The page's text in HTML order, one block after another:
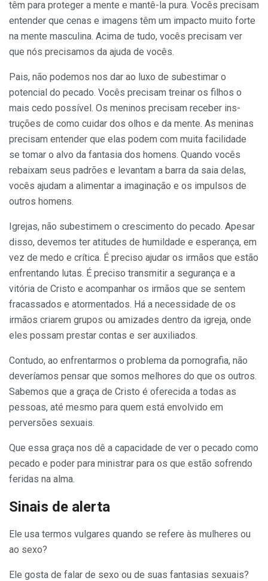
têm para proteger a mente e mantê-la pura. Vocês precisam
entender que cenas e imagens têm um impacto muito forte
na mente masculina. Acima de tudo, vocês precisam ver
que nós precisamos da ajuda de vocês.
Pais, não podemos nos dar ao luxo de subestimar o
potencial do pecado. Vocês precisam treinar os filhos o
mais cedo possível. Os meninos preci­sam receber ins­
truções de como cuidar dos olhos e da mente. As meninas
preci­sam entender que elas podem com muita faci­lidade
se tomar o alvo da fantasia dos homens. Quando vocês
rebaixam seus padrões e le­vantam a barra da saia delas,
vocês ajudam a alimen­tar a imaginação e os impulsos de
outros homens.
Igrejas, não subestimem o crescimento do pecado. Apesar
disso, devemos ter atitudes de humildade e esperança, em
vez de medo e crítica. É preciso ajudar os irmãos que estão
enfrentando lutas. É preciso transmitir a segurança e a
vitória de Cristo e acompanhar os irmãos que se sentem
fracassados e atormentados. Há a necessidade de os
irmãos criarem grupos ou amizades dentro da igreja, onde
eles possam prestar contas e ser auxiliados.
Contudo, ao enfrentarmos o problema da pornografia, não
deveríamos pensar que somos melhores do que os outros.
Sabemos que a graça de Cristo é oferecida a todas as
pessoas, até mesmo para quem está envolvido em
perversões sexuais.
Que essa graça nos dê a capacidade de ver o pecado como
pecado e poder para ministrar para os que estão sofrendo
feridas na alma.
Sinais de alerta
Ele usa termos vulgares quando se refere às mulheres ou
ao sexo?
Ele gosta de falar de sexo ou de suas fantasias sexuais?